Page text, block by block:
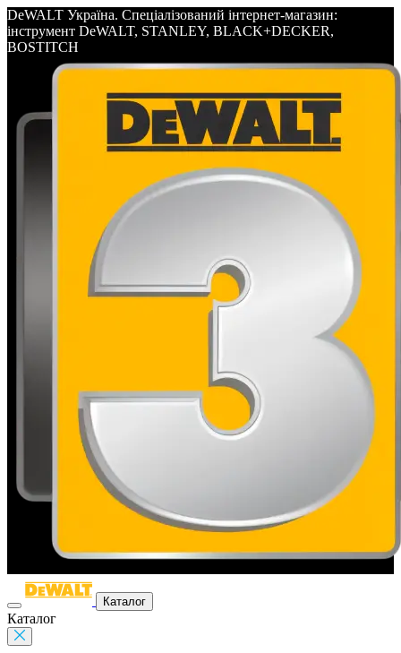
DeWALT Україна. Спеціалізований інтернет-магазин:
інструмент DeWALT, STANLEY, BLACK+DECKER,
BOSTITCH
Каталог
Каталог